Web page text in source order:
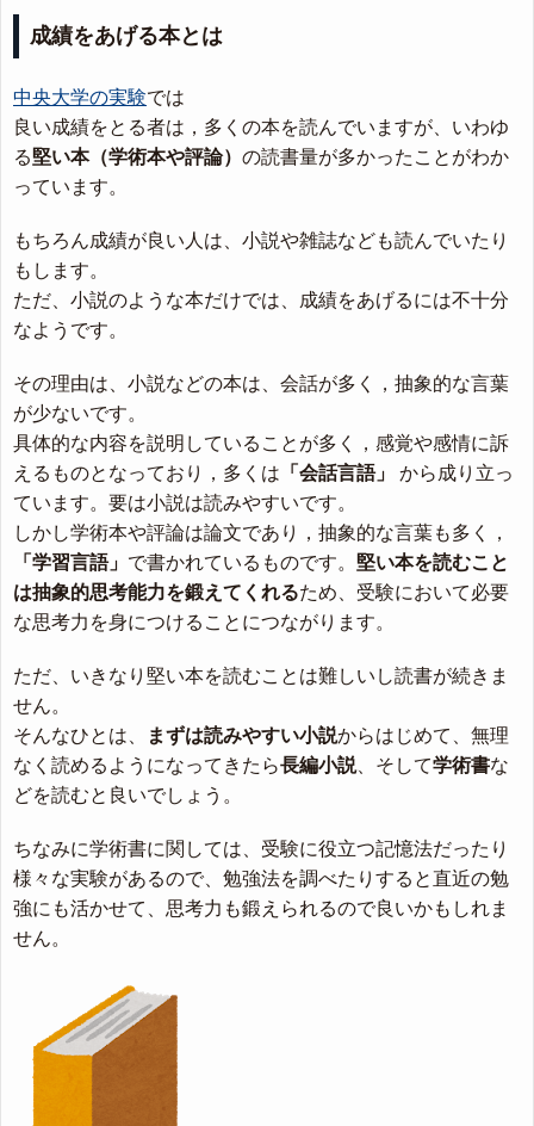
成績をあげる本とは
中央大学の実験では
良い成績をとる者は，多くの本を読んでいますが、いわゆ
る堅い本（学術本や評論） の読書量が多かったことがわか
っています。
もちろん成績が良い人は、小説や雑誌なども読んでいたり
もします。
ただ、小説のような本だけでは、成績をあげるには不十分
なようです。
その理由は、小説などの本は、会話が多く，抽象的な言葉
が少ないです。
具体的な内容を説明していることが多く，感覚や感情に訴
えるものとなっており，多くは 「会話言語」
から成り立っ
ています。要は小説は読みやすいです。
しかし学術本や評論は論文であり，抽象的な言葉も多く，
「学習言語」 で書かれているものです。 堅い本を読むこと
は抽象的思考能力を鍛えてくれるため、受験において必要
な思考力を身につけることにつながります。
ただ、いきなり堅い本を読むことは難しいし読書が続きま
せん。
そんなひとは、
まずは読みやすい小説からはじめて、無理
なく読めるようになってきたら長編小説、そして学術書な
どを読むと良いでしょう。
ちなみに学術書に関しては、受験に役立つ記憶法だったり
様々な実験があるので、勉強法を調べたりすると直近の勉
強にも活かせて、思考力も鍛えられるので良いかもしれま
せん。